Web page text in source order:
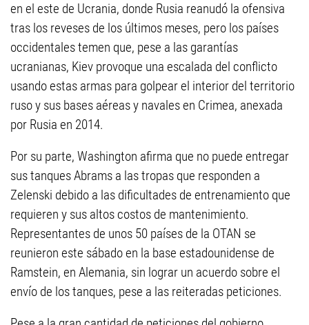
en el este de Ucrania, donde Rusia reanudó la ofensiva
tras los reveses de los últimos meses, pero los países
occidentales temen que, pese a las garantías
ucranianas, Kiev provoque una escalada del conflicto
usando estas armas para golpear el interior del territorio
ruso y sus bases aéreas y navales en Crimea, anexada
por Rusia en 2014.
Por su parte, Washington afirma que no puede entregar
sus tanques Abrams a las tropas que responden a
Zelenski debido a las dificultades de entrenamiento que
requieren y sus altos costos de mantenimiento.
Representantes de unos 50 países de la OTAN se
reunieron este sábado en la base estadounidense de
Ramstein, en Alemania, sin lograr un acuerdo sobre el
envío de los tanques, pese a las reiteradas peticiones.